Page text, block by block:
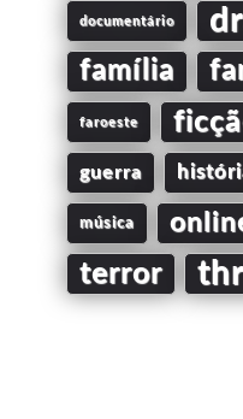
documentário
família
faroeste
guerra
música
terror